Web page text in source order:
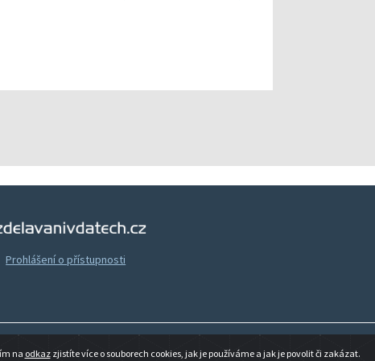
Vzdělávání v datech
Prohlášení o přístupnosti
na odkazzjistíte více o souborech cookies, jak je používáme a jak je povolit či zakázat.